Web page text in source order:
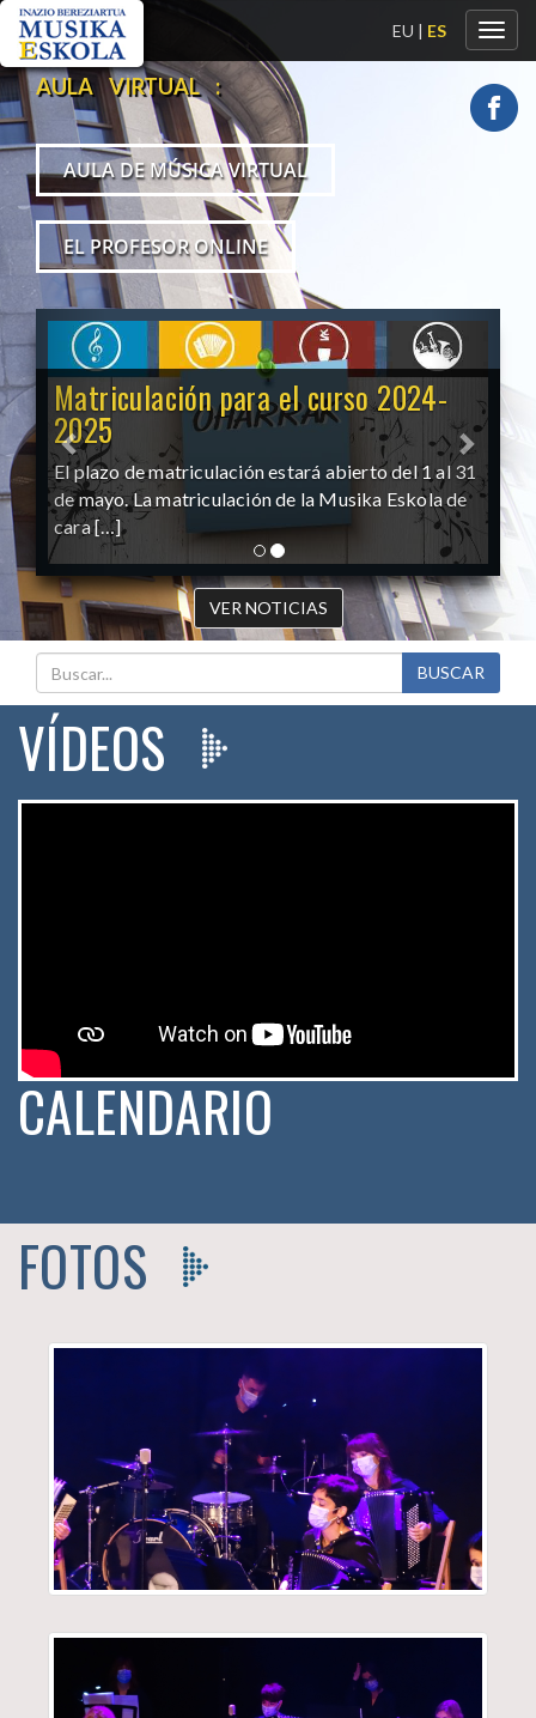
EU | ES
AULA VIRTUAL :
AULA DE MÚSICA VIRTUAL
EL PROFESOR ONLINE
Matriculación para el curso 2024-
2025
El plazo de matriculación estará abierto del 1 al 31
de mayo. La matriculación de la Musika Eskola de
cara […]
VER NOTICIAS
BUSCAR
VÍDEOS
CALENDARIO
FOTOS